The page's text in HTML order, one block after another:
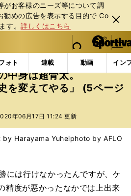
がお客様のニーズ等について調
勧めの広告を表⽰する⽬的で Co
す。詳しくはこちら
閉じ
る
web Sportiva (webスポルティーバ)
検索
マイペ
ー
ジ
メニュ
ォト 連載 動画 イン
覧 水泳 イケメンスイマーの中
中身は超骨太。
を変えてやる」 (5ページ
年06月17日 11:24 更新
Harayama Yuheiphoto by AFLO
には行けなかったんですが、ケ
精度が悪かったなかでは上出来